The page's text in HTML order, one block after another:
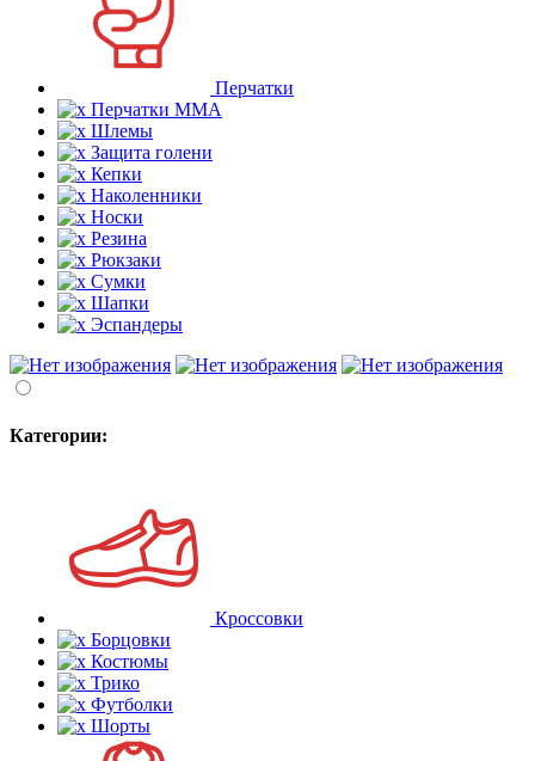
Перчатки
Перчатки MMA
Шлемы
Защита голени
Кепки
Наколенники
Носки
Резина
Рюкзаки
Сумки
Шапки
Эспандеры
Категории:
Кроссовки
Борцовки
Костюмы
Трико
Футболки
Шорты